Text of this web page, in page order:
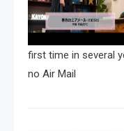
first time in several
no Air Mail